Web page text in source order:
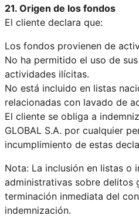
21. Origen de los fondos
El cliente declara que:
Los fondos provienen de
No ha permitido el uso de
actividades ilícitas.
No está incluido en listas
relacionadas con lavado de
El cliente se obliga a
GLOBAL S.A. por cualquier
incumplimiento de estas
Nota: La inclusión en listas o
administrativas sobre delitos
terminación inmediata del
indemnización.